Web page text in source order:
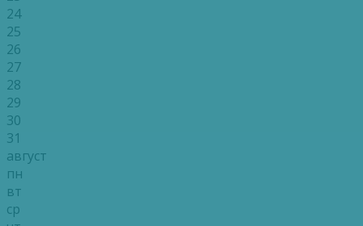
24
25
26
27
28
29
30
31
август
пн
вт
ср